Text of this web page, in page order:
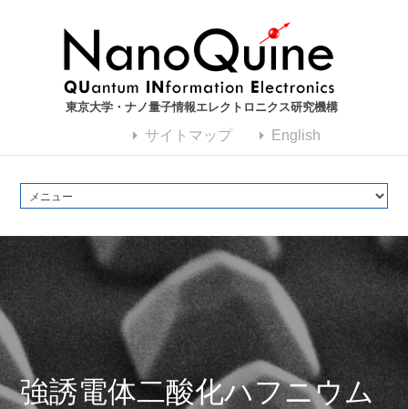
東京大学・ナノ量子情報エレクトロニクス研究機構
サイトマップ English
強誘電体二酸化ハフニウム